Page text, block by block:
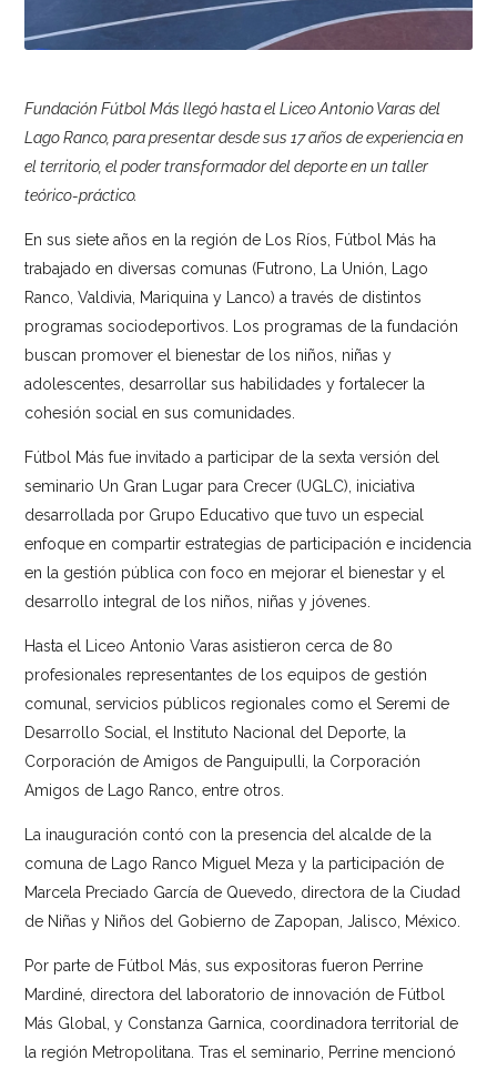
Fundación Fútbol Más llegó hasta el Liceo Antonio Varas del
Lago Ranco, para presentar desde sus 17 años de experiencia en
el territorio, el poder transformador del deporte en un taller
teórico-práctico.
En sus siete años en la región de Los Ríos, Fútbol Más ha
trabajado en diversas comunas (Futrono, La Unión, Lago
Ranco, Valdivia, Mariquina y Lanco) a través de distintos
programas sociodeportivos. Los programas de la fundación
buscan promover el bienestar de los niños, niñas y
adolescentes, desarrollar sus habilidades y fortalecer la
cohesión social en sus comunidades.
Fútbol Más fue invitado a participar de la sexta versión del
seminario Un Gran Lugar para Crecer (UGLC), iniciativa
desarrollada por Grupo Educativo que tuvo un especial
enfoque en compartir estrategias de participación e incidencia
en la gestión pública con foco en mejorar el bienestar y el
desarrollo integral de los niños, niñas y jóvenes.
Hasta el Liceo Antonio Varas asistieron cerca de 80
profesionales representantes de los equipos de gestión
comunal, servicios públicos regionales como el Seremi de
Desarrollo Social, el Instituto Nacional del Deporte, la
Corporación de Amigos de Panguipulli, la Corporación
Amigos de Lago Ranco, entre otros.
La inauguración contó con la presencia del alcalde de la
comuna de Lago Ranco Miguel Meza y la participación de
Marcela Preciado García de Quevedo, directora de la Ciudad
de Niñas y Niños del Gobierno de Zapopan, Jalisco, México.
Por parte de Fútbol Más, sus expositoras fueron Perrine
Mardiné, directora del laboratorio de innovación de Fútbol
Más Global, y Constanza Garnica, coordinadora territorial de
la región Metropolitana. Tras el seminario, Perrine mencionó